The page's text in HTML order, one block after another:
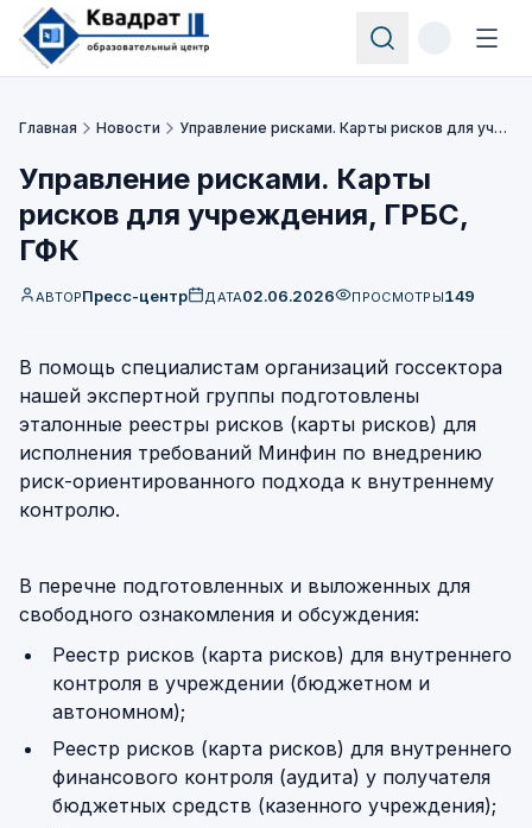
Главная Новости Управление рисками. Карты рисков для учреждения, ГРБС, ГФК
Управление рисками. Карты
рисков для учреждения, ГРБС,
ГФК
АВТОРПресс-центр ДАТА02.06.2026 ПРОСМОТРЫ149
В помощь специалистам организаций госсектора
нашей экспертной группы подготовлены
эталонные реестры рисков (карты рисков) для
исполнения требований Минфин по внедрению
риск-ориентированного подхода к внутреннему
контролю.
В перечне подготовленных и выложенных для
свободного ознакомления и обсуждения:
Реестр рисков (карта рисков) для внутреннего
контроля в учреждении (бюджетном и
автономном);
Реестр рисков (карта рисков) для внутреннего
финансового контроля (аудита) у получателя
бюджетных средств (казенного учреждения);